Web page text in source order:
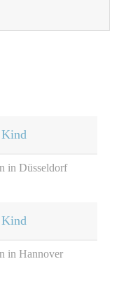
in Düsseldorf
in Hannover